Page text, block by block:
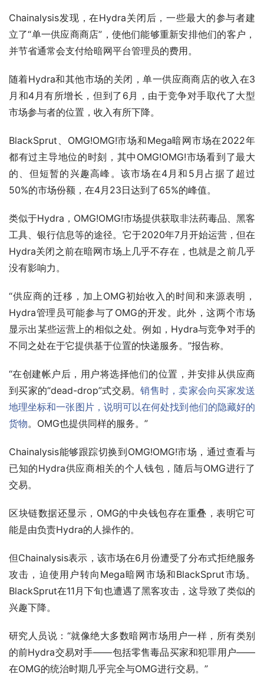
Chainalysis发现，在Hydra关闭后，一些最大的参与者建
立了“单一供应商商店”，使他们能够重新安排他们的客户，
并节省通常会支付给暗网平台管理员的费用。
随着Hydra和其他市场的关闭，单一供应商商店的收入在3
月和4月有所增长，但到了6月，由于竞争对手取代了大型
市场参与者的位置，收入有所下降。
BlackSprut、OMG!OMG!市场和Mega暗网市场在2022年
都有过主导地位的时刻，其中OMG!OMG!市场看到了最大
的、但短暂的兴趣高峰。该市场在4月和5月占据了超过
50%的市场份额，在4月23日达到了65%的峰值。
类似于Hydra，OMG!OMG!市场提供获取非法药毒品、黑客
工具、银行信息等的途径。它于2020年7月开始运营，但在
Hydra关闭之前在暗网市场上几乎不存在，也就是之前几乎
没有影响力。
“供应商的迁移，加上OMG初始收入的时间和来源表明，
Hydra管理员可能参与了OMG的开发。此外，这两个市场
显示出某些运营上的相似之处。例如，Hydra与竞争对手的
不同之处在于它提供基于位置的快递服务。”报告称。
“在创建帐户后，用户将选择他们的位置，并安排从供应商
到买家的“dead-drop”式交易。销售时，卖家会向买家发送
地理坐标和一张图片，说明可以在何处找到他们的隐藏好的
货物。OMG也提供同样的服务。”
Chainalysis能够跟踪切换到OMG!OMG!市场，通过查看与
已知的Hydra供应商相关的个人钱包，随后与OMG进行了
交易。
区块链数据还显示，OMG的中央钱包存在重叠，表明它可
能是由负责Hydra的人操作的。
但Chainalysis表示，该市场在6月份遭受了分布式拒绝服务
攻击，迫使用户转向Mega暗网市场和BlackSprut市场。
BlackSprut在11月下旬也遭遇了黑客攻击，这导致了类似的
兴趣下降。
研究人员说：“就像绝大多数暗网市场用户一样，所有类别
的前Hydra交易对手——包括零售毒品买家和犯罪用户——
在OMG的统治时期几乎完全与OMG进行交易。”